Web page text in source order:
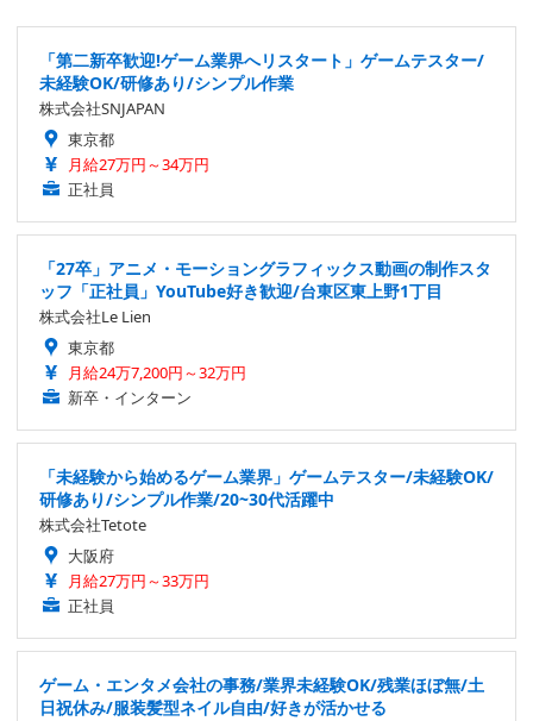
「第二新卒歓迎!ゲーム業界へリスタート」ゲームテスター/
未経験OK/研修あり/シンプル作業
株式会社SNJAPAN
東京都
月給27万円～34万円
正社員
「27卒」アニメ・モーショングラフィックス動画の制作スタ
ッフ「正社員」YouTube好き歓迎/台東区東上野1丁目
株式会社Le Lien
東京都
月給24万7,200円～32万円
新卒・インターン
「未経験から始めるゲーム業界」ゲームテスター/未経験OK/
研修あり/シンプル作業/20~30代活躍中
株式会社Tetote
大阪府
月給27万円～33万円
正社員
ゲーム・エンタメ会社の事務/業界未経験OK/残業ほぼ無/土
日祝休み/服装髪型ネイル自由/好きが活かせる